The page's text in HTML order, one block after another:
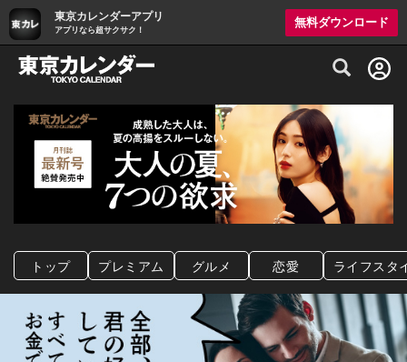
東京カレンダーアプリ
アプリなら超サクサク！
無料ダウンロード
グルメ情報・プレミアムレストラン予約
トップ プレミアム グルメ 恋愛 ライフスタ